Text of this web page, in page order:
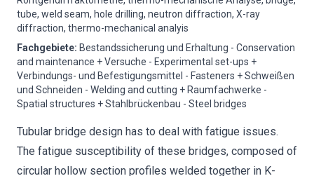
tube, weld seam, hole drilling, neutron diffraction, X-ray
diffraction, thermo-mechanical analyis
Fachgebiete: Bestandssicherung und Erhaltung - Conservation
and maintenance + Versuche - Experimental set-ups +
Verbindungs- und Befestigungsmittel - Fasteners + Schweißen
und Schneiden - Welding and cutting + Raumfachwerke -
Spatial structures + Stahlbrückenbau - Steel bridges
Tubular bridge design has to deal with fatigue issues.
The fatigue susceptibility of these bridges, composed of
circular hollow section profiles welded together in K-